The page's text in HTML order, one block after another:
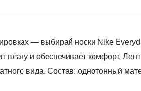
— выбирай носки Nike
влагу и обеспечивает комфорт.
вида. Состав: однотонный